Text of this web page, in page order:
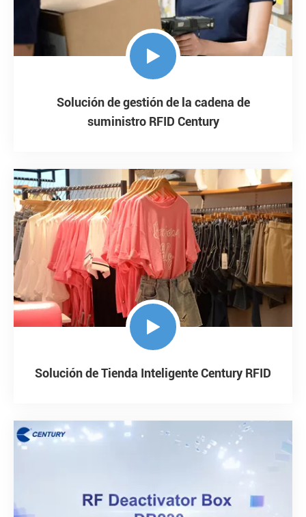

Solución de gestión de la cadena de
suministro RFID Century

Solución de Tienda Inteligente Century RFID